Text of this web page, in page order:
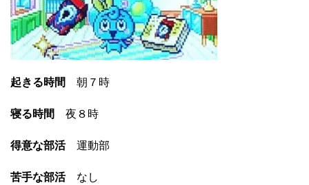
起きる時間 朝７時
寝る時間 夜８時
得意な部活運動部
苦手な部活なし